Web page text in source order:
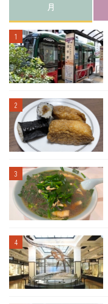
月